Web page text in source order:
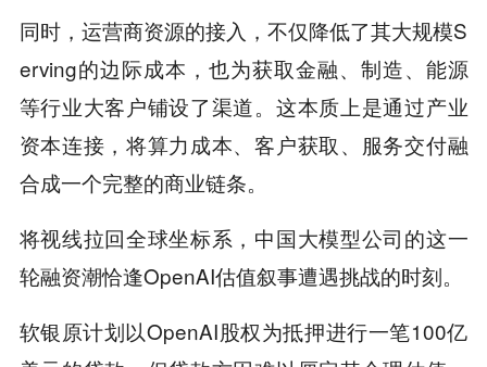
同时，运营商资源的接入，不仅降低了其大规模S
erving的边际成本，也为获取金融、制造、能源
等行业大客户铺设了渠道。这本质上是通过产业
资本连接，将算力成本、客户获取、服务交付融
合成一个完整的商业链条。
将视线拉回全球坐标系，中国大模型公司的这一
轮融资潮恰逢OpenAI估值叙事遭遇挑战的时刻。
软银原计划以OpenAI股权为抵押进行一笔100亿